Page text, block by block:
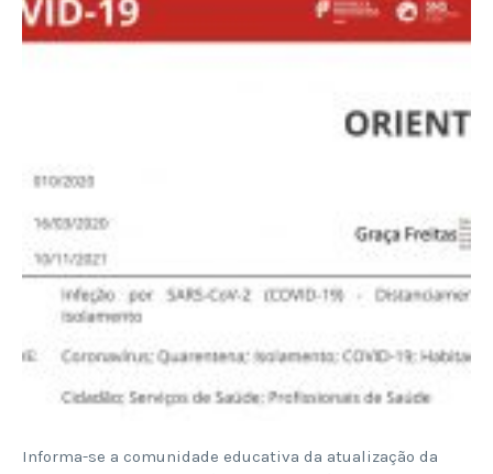
Informa-se a comunidade educativa da atualização da